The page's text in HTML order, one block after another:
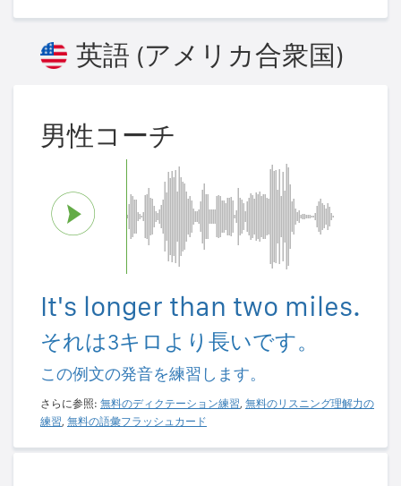
英語 (アメリカ合衆国)
男性コーチ
It's longer than two miles.
それは3キロより長いです。
この例文の発音を練習します。
さらに参照: 無料のディクテーション練習, 無料のリスニング理解力の
練習, 無料の語彙フラッシュカード